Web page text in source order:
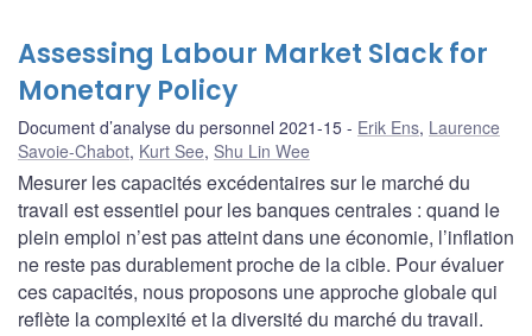
Assessing Labour Market Slack for
Monetary Policy
Document d’analyse du personnel 2021-15 Erik Ens, Laurence
Savoie-Chabot, Kurt See, Shu Lin Wee
Mesurer les capacités excédentaires sur le marché du
travail est essentiel pour les banques centrales : quand le
plein emploi n’est pas atteint dans une économie, l’inflation
ne reste pas durablement proche de la cible. Pour évaluer
ces capacités, nous proposons une approche globale qui
reflète la complexité et la diversité du marché du travail.